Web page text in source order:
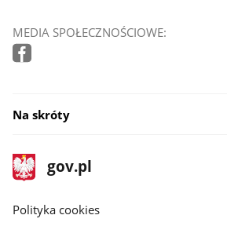
MEDIA SPOŁECZNOŚCIOWE:
Na skróty
stopka
gov.pl
Strona
gov.pl
gov.pl
Polityka cookies